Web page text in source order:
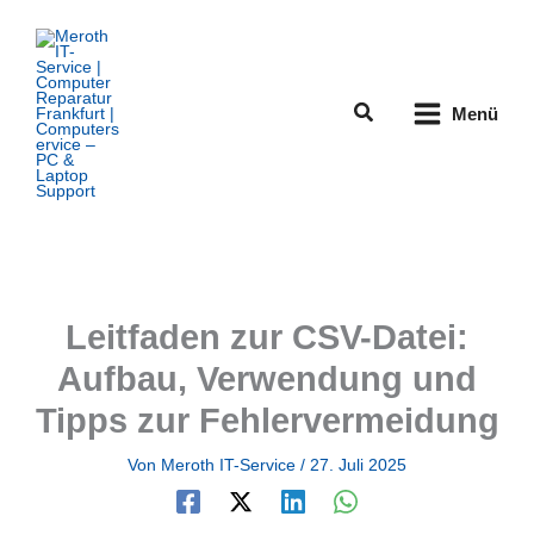
Inhalt
springen
Suchen Menü
Leitfaden zur CSV-Datei:
Aufbau, Verwendung und
Tipps zur Fehlervermeidung
Von Meroth IT-Service / 27. Juli 2025